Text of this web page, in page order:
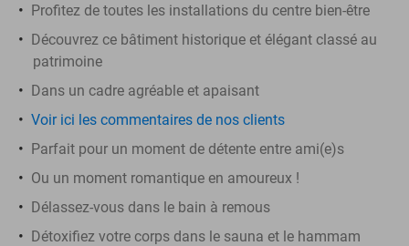
Profitez de toutes les installations du centre bien-être
Découvrez ce bâtiment historique et élégant classé au
patrimoine
Dans un cadre agréable et apaisant
Voir ici les commentaires de nos clients
Parfait pour un moment de détente entre ami(e)s
Ou un moment romantique en amoureux !
Délassez-vous dans le bain à remous
Détoxifiez votre corps dans le sauna et le hammam